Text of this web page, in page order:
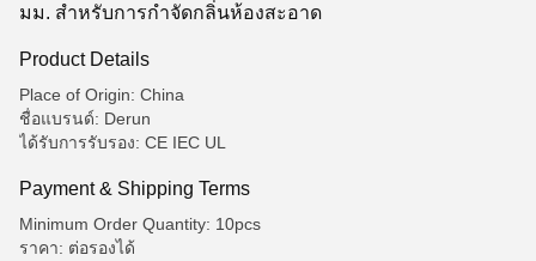
มม. สําหรับการกําจัดกลิ่นห้องสะอาด
Product Details
Place of Origin: China
ชื่อแบรนด์: Derun
ได้รับการรับรอง: CE IEC UL
Payment & Shipping Terms
Minimum Order Quantity: 10pcs
ราคา: ต่อรองได้